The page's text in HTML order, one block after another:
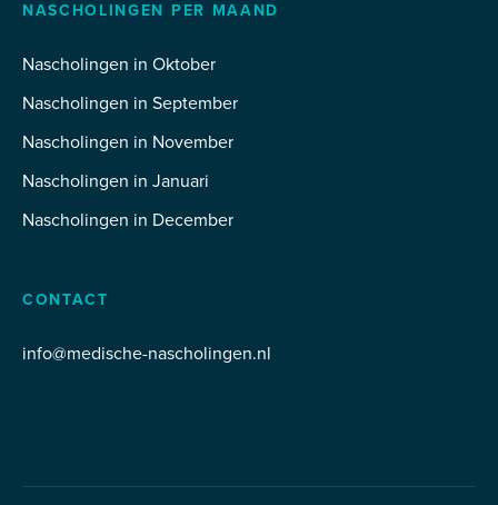
NASCHOLINGEN PER MAAND
Nascholingen in Oktober
Nascholingen in September
Nascholingen in November
Nascholingen in Januari
Nascholingen in December
CONTACT
info@medische-nascholingen.nl